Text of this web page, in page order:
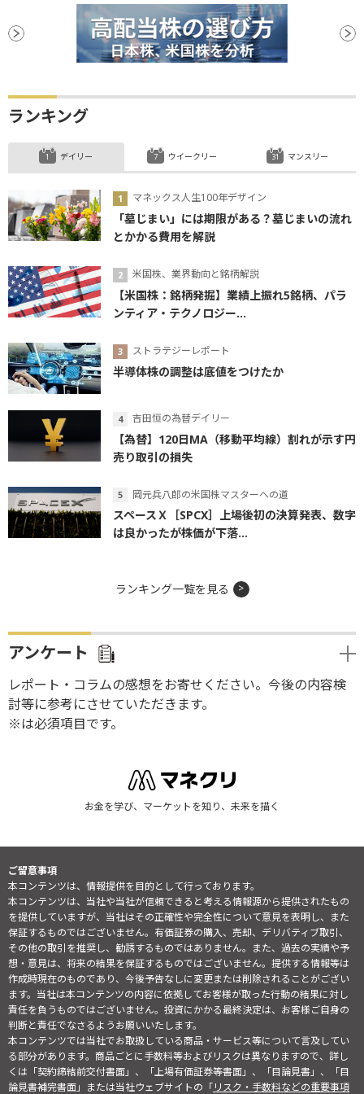
ランキング
デイリー
マネックス人生100年デザイン
「墓じまい」には期限がある？墓じまいの流れ
とかかる費用を解説
米国株、業界動向と銘柄解説
【米国株：銘柄発掘】業績上振れ5銘柄、パラ
ンティア・テクノロジー...
ストラテジーレポート
半導体株の調整は底値をつけたか
吉田恒の為替デイリー
【為替】120日MA（移動平均線）割れが示す円
売り取引の損失
岡元兵八郎の米国株マスターへの道
スペースＸ［SPCX］上場後初の決算発表、数字
は良かったが株価が下落...
ウイークリー マンスリー
ランキング一覧を見る
アンケート
レポート・コラムの感想をお寄せください。今後の内容検
討等に参考にさせていただきます。
※は必須項目です。
お金を学び、マーケットを知り、未来を描く
ご留意事項
本コンテンツは、情報提供を目的として行っております。
本コンテンツは、当社や当社が信頼できると考える情報源から提供されたもの
を提供していますが、当社はその正確性や完全性について意見を表明し、また
保証するものではございません。有価証券の購入、売却、デリバティブ取引、
その他の取引を推奨し、勧誘するものではありません。また、過去の実績や予
想・意見は、将来の結果を保証するものではございません。提供する情報等は
作成時現在のものであり、今後予告なしに変更または削除されることがござい
ます。当社は本コンテンツの内容に依拠してお客様が取った行動の結果に対し
責任を負うものではございません。投資にかかる最終決定は、お客様ご自身の
判断と責任でなさるようお願いいたします。
本コンテンツでは当社でお取扱している商品・サービス等について言及してい
る部分があります。商品ごとに手数料等およびリスクは異なりますので、詳し
くは「契約締結前交付書面」、「上場有価証券等書面」、「目論見書」、「目
論見書補完書面」または当社ウェブサイトの「リスク・手数料などの重要事項